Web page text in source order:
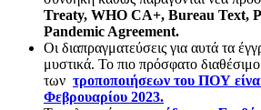
Treaty, WHO CA+, Bureau Text,
Pandemic Agreement.
Οι διαπραγματεύσεις για αυτά τα
μυστικά. Το πιο πρόσφατο
των τροποποιήσεων του ΠΟΥ
Φεβρουαρίου 2023.